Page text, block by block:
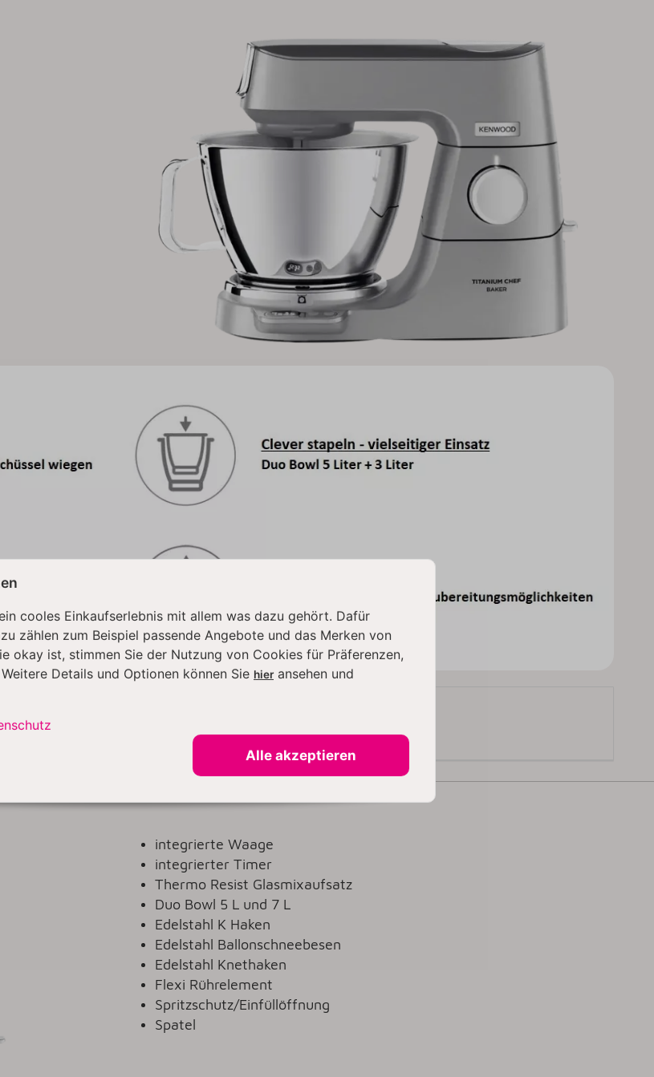
TITANIUM CHEF BAKER KVC85 ERFAHREN
integrierte Waage
integrierter Timer
Thermo Resist Glasmixaufsatz
Duo Bowl 5 L und 7 L
Edelstahl K Haken
Edelstahl Ballonschneebesen
Edelstahl Knethaken
Flexi Rührelement
Spritzschutz/Einfüllöffnung
Spatel
cooles Einkaufserlebnis mit allem was dazu gehört. Dafür
zählen zum Beispiel passende Angebote und das Merken von
okay ist, stimmen Sie der Nutzung von Cookies für Präferenzen,
Details und Optionen können Sie hier ansehen und
Alle akzeptieren